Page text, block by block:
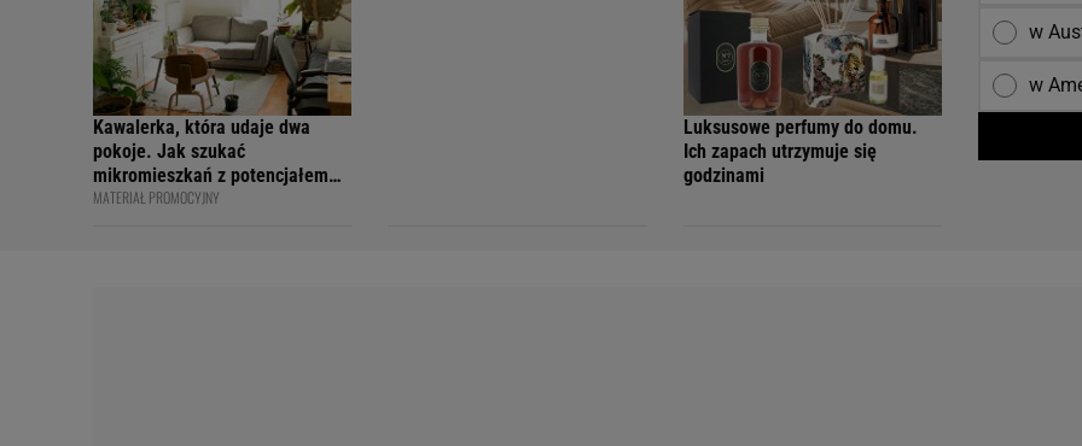
Kawalerka, która udaje dwa
pokoje. Jak szukać
mikromieszkań z potencjałem
na sprytny podział?
MATERIAŁ PROMOCYJNY
Luksusowe perfumy do domu.
Ich zapach utrzymuje się
godzinami
w
w